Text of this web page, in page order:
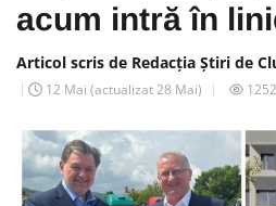
acum intră în
Articol scris de Redacția Știri de
12 Mai (actualizat28 Mai)